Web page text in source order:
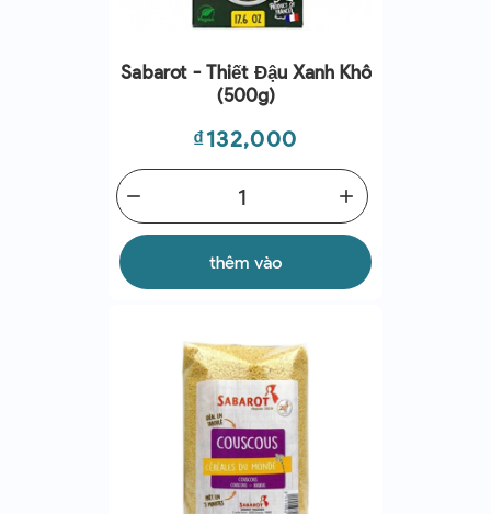
Sabarot - Thiết Đậu Xanh Khô
(500g)
Giá
₫132,000
add
remove
thêm vào